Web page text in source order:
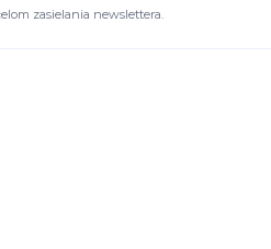
zasielania newslettera.